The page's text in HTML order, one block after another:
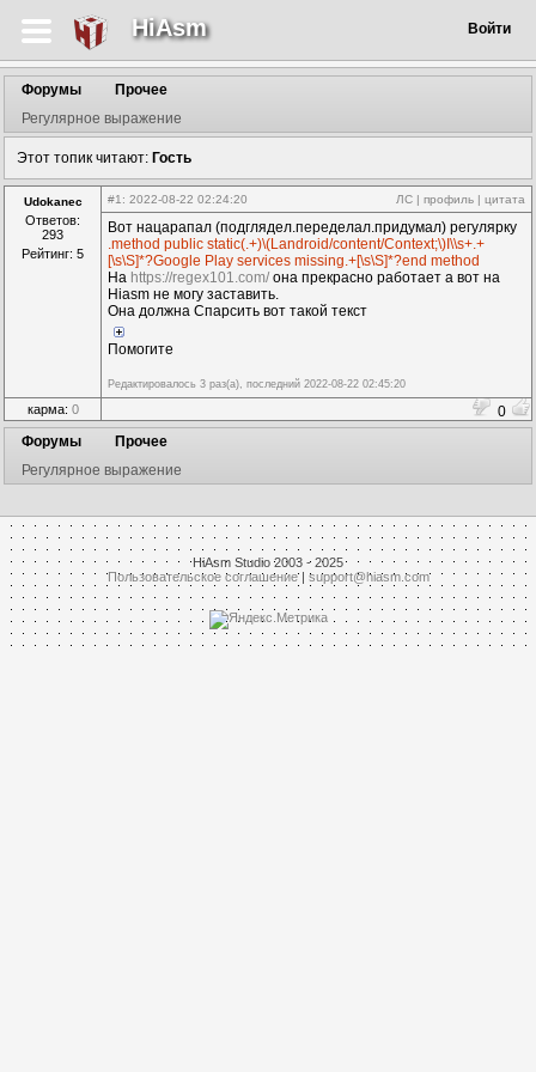
HiAsm Войти
Форумы
Прочее
Регулярное выражение
Этот топик читают: Гость
Udokanec
Ответов:
293
Рейтинг: 5
#1 : 2022-08-22 02:24:20 ЛС | профиль | цитата
Вот нацарапал (подглядел.переделал.придумал) регулярку
.method public static(.+)\(Landroid/content/Context;\)I\\s+.+
[\s\S]*?Google Play services missing.+[\s\S]*?end method
На https://regex101.com/ она прекрасно работает а вот на
Hiasm не могу заставить.
Она должна Спарсить вот такой текст
Помогите
Редактировалось 3 раз(а), последний 2022-08-22 02:45:20
карма: 0
0
Форумы
Прочее
Регулярное выражение
HiAsm Studio 2003 - 2025
Пользовательское соглашение| support@hiasm.com